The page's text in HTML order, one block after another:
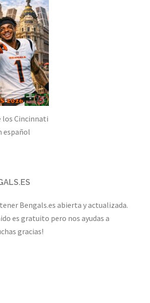
los Cincinnati
español
Bengals.es abierta y actualizada.
es gratuito pero nos ayudas a
gracias!